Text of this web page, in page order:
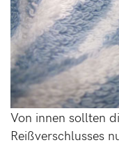
Von innen sollten
Reißverschlusses